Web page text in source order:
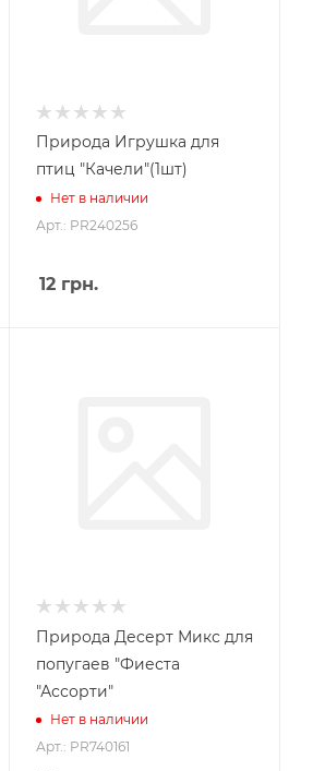
Природа Игрушка для
птиц "Качели"(1шт)
Нет в наличии
Арт.: PR240256
12грн.
Природа Десерт Микс для
попугаев "Фиеста
"Ассорти"
Нет в наличии
Арт.: PR740161